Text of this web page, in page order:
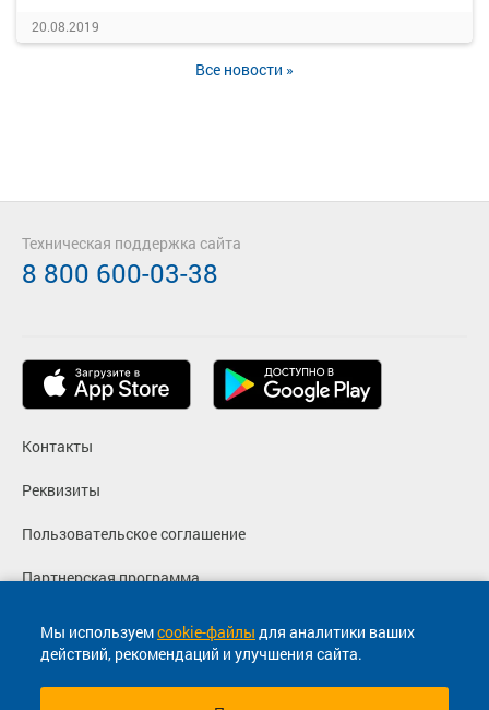
20.08.2019
Все новости »
Мы используемcookie-файлы для аналитики ваших
действий, рекомендаций и улучшения сайта.
Контакты
Реквизиты
Пользовательское соглашение
Партнерская программа
Политика конфиденциальности
Согласие на маркетинговые сообщения
Техническая поддержка сайта
8 800 600-03-38